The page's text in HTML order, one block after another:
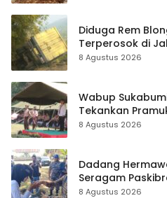
Diduga Rem
Terperosok di
Palabuhanratu
8 Agustus 2026
Wabup
Tekankan
Pembentukan
8 Agustus 2026
Dadang
Seragam
8 Agustus 2026